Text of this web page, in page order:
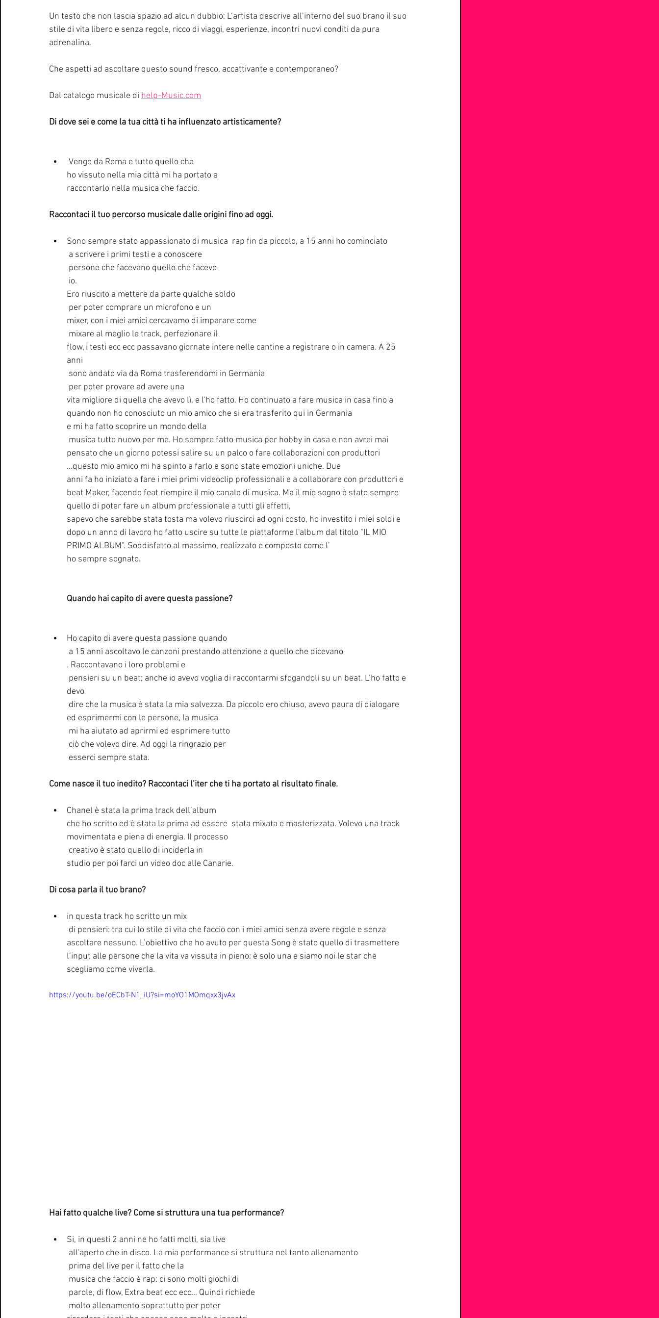
Un testo che non lascia spazio ad alcun dubbio: L’artista descrive all’interno del suo brano il suo
stile di vita libero e senza regole, ricco di viaggi, esperienze, incontri nuovi conditi da pura
adrenalina.
Che aspetti ad ascoltare questo sound fresco, accattivante e contemporaneo?
Dal catalogo musicale di help-Music.com
Di dove sei e come la tua città ti ha influenzato artisticamente?
Vengo da Roma e tutto quello che
ho vissuto nella mia città mi ha portato a
raccontarlo nella musica che faccio.
Raccontaci il tuo percorso musicale dalle origini fino ad oggi.
Sono sempre stato appassionato di musica rap fin da piccolo, a 15 anni ho cominciato
a scrivere i primi testi e a conoscere
persone che facevano quello che facevo
io.
Ero riuscito a mettere da parte qualche soldo
per poter comprare un microfono e un
mixer, con i miei amici cercavamo di imparare come
mixare al meglio le track, perfezionare il
flow, i testi ecc ecc passavano giornate intere nelle cantine a registrare o in camera. A 25
anni
sono andato via da Roma trasferendomi in Germania
per poter provare ad avere una
vita migliore di quella che avevo lì, e l'ho fatto. Ho continuato a fare musica in casa fino a
quando non ho conosciuto un mio amico che si era trasferito qui in Germania
e mi ha fatto scoprire un mondo della
pensato che un giorno potessi salire su un palco o fare collaborazioni con produttori
...questo mio amico mi ha spinto a farlo e sono state emozioni uniche. Due
anni fa ho iniziato a fare i miei primi videoclip professionali e a collaborare con produttori e
beat Maker, facendo feat riempire il mio canale di musica. Ma il mio sogno è stato sempre
quello di poter fare un album professionale a tutti gli effetti,
sapevo che sarebbe stata tosta ma volevo riuscirci ad ogni costo, ho investito i miei soldi e
dopo un anno di lavoro ho fatto uscire su tutte le piattaforme l'album dal titolo "IL MIO
PRIMO ALBUM". Soddisfatto al massimo, realizzato e composto come l’
ho sempre sognato.
Quando hai capito di avere questa passione?
Ho capito di avere questa passione quando
a 15 anni ascoltavo le canzoni prestando attenzione a quello che dicevano
. Raccontavano i loro problemi e
devo
ed esprimermi con le persone, la musica
mi ha aiutato ad aprirmi ed esprimere tutto
ciò che volevo dire. Ad oggi la ringrazio per
esserci sempre stata.
Come nasce il tuo inedito? Raccontaci l’iter che ti ha portato al risultato finale.
Chanel è stata la prima track dell’album
che ho scritto ed è stata la prima ad essere  stata mixata e masterizzata. Volevo una track
movimentata e piena di energia. Il processo
creativo è stato quello di inciderla in
studio per poi farci un video doc alle Canarie.
Di cosa parla il tuo brano?
in questa track ho scritto un mix
ascoltare nessuno. L’obiettivo che ho avuto per questa Song è stato quello di trasmettere
l’input alle persone che la vita va vissuta in pieno: è solo una e siamo noi le star che
scegliamo come viverla.
https://youtu.be/oECbT-N1_iU?si=moYO1MOmqxx3jvAx
Hai fatto qualche live? Come si struttura una tua performance?
Si, in questi 2 anni ne ho fatti molti, sia live
all'aperto che in disco. La mia performance si struttura nel tanto allenamento
prima del live per il fatto che la
musica che faccio è rap: ci sono molti giochi di
parole, di flow, Extra beat ecc ecc... Quindi richiede
molto allenamento soprattutto per poter